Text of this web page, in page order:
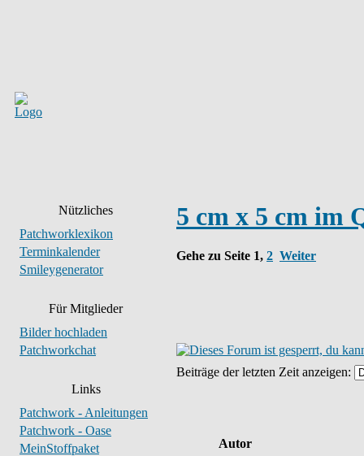
Nützliches
Patchworklexikon
Terminkalender
Smileygenerator
Für Mitglieder
Bilder hochladen
Patchworkchat
Links
Patchwork - Anleitungen
Patchwork - Oase
MeinStoffpaket
5 cm x 5 cm im
Gehe zu Seite 1, 2 Weiter
Beiträge der letzten Zeit anzeigen:
Autor